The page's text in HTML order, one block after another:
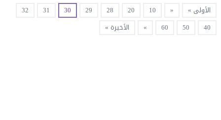
الأولى » «
10
20
28
29
30
31
32
40
50
60
» الأخيرة »